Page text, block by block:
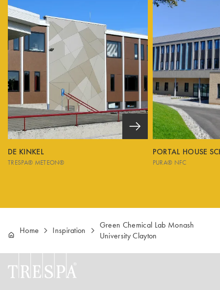
DE KINKEL
TRESPA® METEON®
PORTAL HOUSE
PURA® NFC
Home Inspiration
Green Chemical Lab Monash
University Clayton